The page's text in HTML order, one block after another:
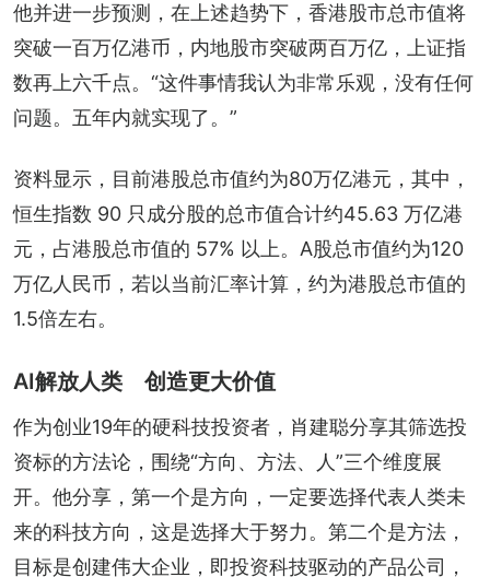
他并进一步预测，在上述趋势下，香港股市总市值将
突破一百万亿港币，内地股市突破两百万亿，上证指
数再上六千点。“这件事情我认为非常乐观，没有任何
问题。五年内就实现了。”
资料显示，目前港股总市值约为80万亿港元，其中，
恒生指数 90 只成分股的总市值合计约45.63 万亿港
元，占港股总市值的 57% 以上。A股总市值约为120
万亿人民币，若以当前汇率计算，约为港股总市值的
1.5倍左右。
AI解放人类 创造更大价值
作为创业19年的硬科技投资者，肖建聪分享其筛选投
资标的方法论，围绕“方向、方法、人”三个维度展
开。他分享，第一个是方向，一定要选择代表人类未
来的科技方向，这是选择大于努力。第二个是方法，
目标是创建伟大企业，即投资科技驱动的产品公司，